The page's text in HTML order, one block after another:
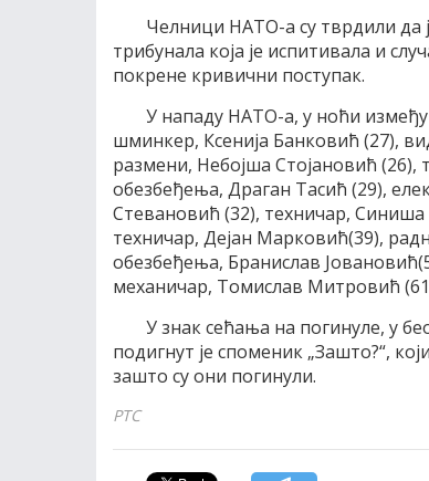
Челници НАТО-а су тврдили да
трибунала која је испитивала и
покрене кривични поступак.
У нападу НАТО-а, у ноћи између
шминкер, Ксенија Банковић (27),
размени, Небојша Стојановић (26),
обезбеђења, Драган Тасић (29),
Стевановић (32), техничар,
техничар, Дејан Марковић(39),
обезбеђења, Бранислав
механичар, Томислав Митровић
У знак сећања на погинуле, у
подигнут је споменик „Зашто?“,
зашто су они погинули.
РТС